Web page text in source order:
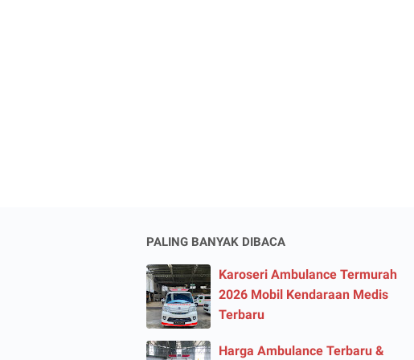
PALING BANYAK DIBACA
Karoseri Ambulance Termurah
2026 Mobil Kendaraan Medis
Terbaru
Harga Ambulance Terbaru &